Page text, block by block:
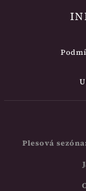
Plesová